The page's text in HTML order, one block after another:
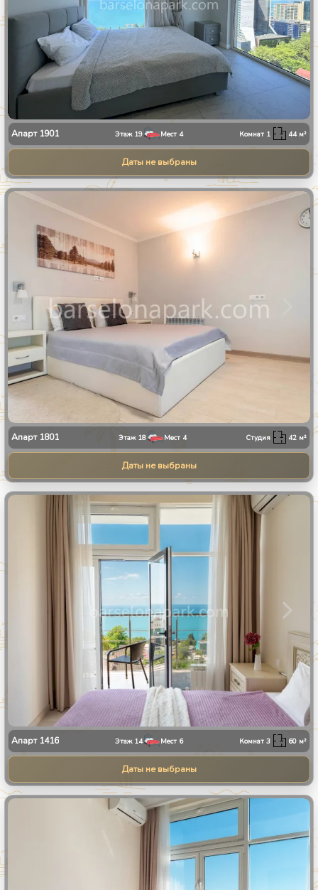
Апарт 1901 Этаж 19 Мест 4 Комнат 1 44м²
Даты не выбраны
Апарт 1801 Этаж 18 Мест 4 Студия 42 м²
Даты не выбраны
1 30
Апарт 1416 Этаж 14 Мест 6 Комнат3 60 м²
Даты не выбраны